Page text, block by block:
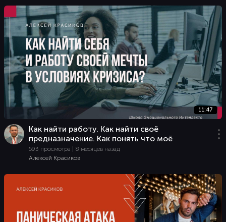
11:47
Как найти работу. Как найти своё
предназначение. Как понять что моё
593 просмотра | 8 месяцев назад
Алексей Красиков